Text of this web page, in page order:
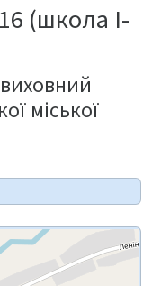
(школа І-
міської